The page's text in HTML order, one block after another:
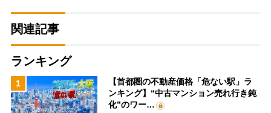
関連記事
ランキング
1
【首都圏の不動産価格「危ない駅」ラ
ンキング】“中古マンション売れ行き鈍
化”のワー…